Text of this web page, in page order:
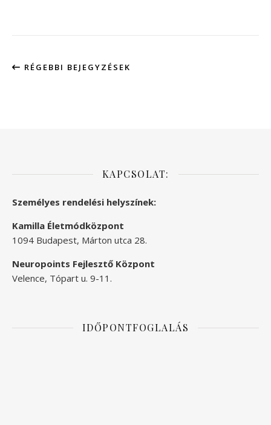
RÉGEBBI BEJEGYZÉSEK
KAPCSOLAT:
Személyes rendelési helyszínek:
Kamilla Életmódközpont
1094 Budapest, Márton utca 28.
Neuropoints Fejlesztő Központ
Velence, Tópart u. 9-11.
IDŐPONTFOGLALÁS